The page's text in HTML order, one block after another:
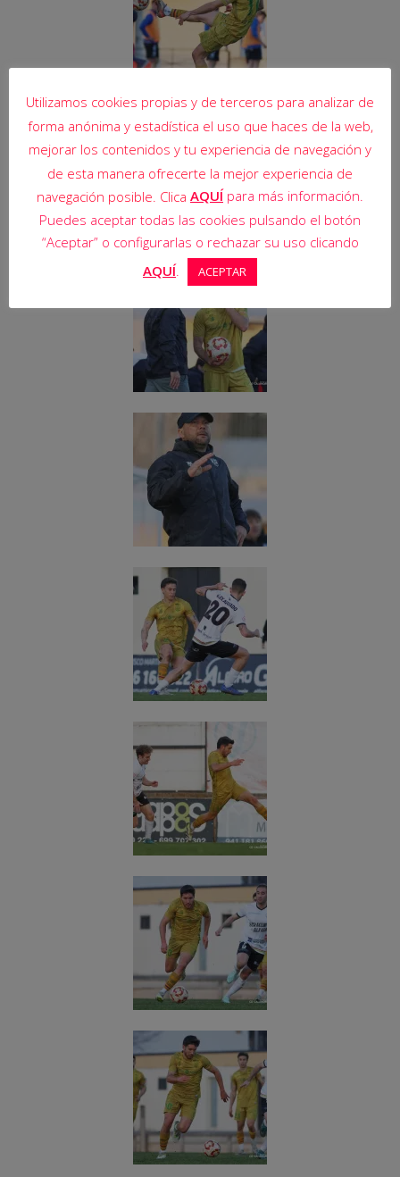
Utilizamos cookies propias y de terceros para analizar de
forma anónima y estadística el uso que haces de la web,
mejorar los contenidos y tu experiencia de navegación y
de esta manera ofrecerte la mejor experiencia de
navegación posible. Clica AQUÍ para más información.
Puedes aceptar todas las cookies pulsando el botón
“Aceptar” o configurarlas o rechazar su uso clicando
AQUÍ. ACEPTAR